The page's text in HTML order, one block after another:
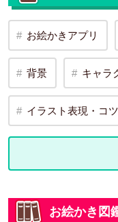
お絵かきアプリ
背景 キャラ
イラスト表現・コツ
お絵かき図